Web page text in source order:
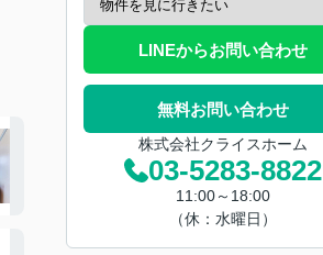
LINEからお問い合わせ
無料お問い合わせ
株式会社クライスホーム
03-5283-8822
11:00～18:00
（休：水曜日）